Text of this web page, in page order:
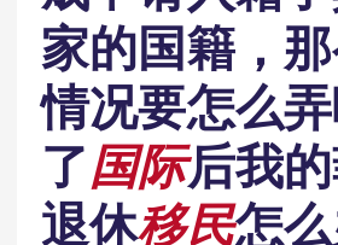
家的国籍，
情况要怎么
了国际后我
退休移民怎